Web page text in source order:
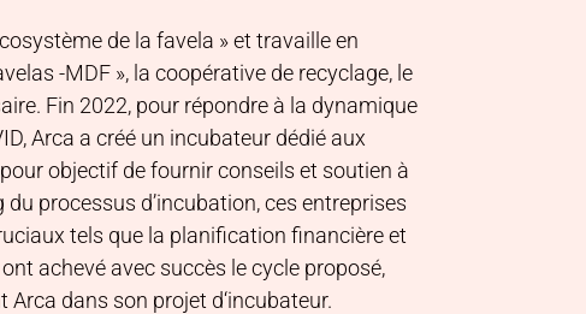
de la favela » et travaille en
-MDF », la coopérative de recyclage, le
Fin 2022, pour répondre à la dynamique
Arca a créé un incubateur dédié aux
objectif de fournir conseils et soutien à
processus d’incubation, ces entreprises
tels que la planification financière et
achevé avec succès le cycle proposé,
dans son projet d‘incubateur.